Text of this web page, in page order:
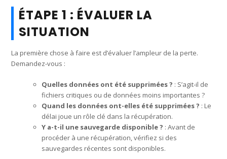
ÉTAPE 1 : ÉVALUER LA
SITUATION
La première chose à faire est d’évaluer l’ampleur de la perte.
Demandez-vous :
Quelles données ont été supprimées ? : S’agit-il de
fichiers critiques ou de données moins importantes ?
Quand les données ont-elles été supprimées ? : Le
délai joue un rôle clé dans la récupération.
Y a-t-il une sauvegarde disponible ? : Avant de
procéder à une récupération, vérifiez si des
sauvegardes récentes sont disponibles.